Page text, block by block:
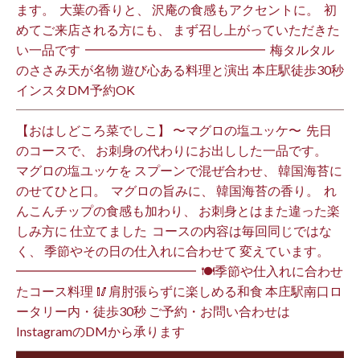
ます。 ⁡ 大葉の香りと、 沢庵の食感もアクセントに。 ⁡ 初
めてご来店される方にも、 まず召し上がっていただきた
い一品です️ ⁡ ━━━━━━━━━━━━━━ ⁡ 梅タルタル
のささみ天が名物 遊び心ある料理と演出 本庄駅徒歩30秒
インスタDM予約OK ⁡
【おはしどころ菜でしこ】 〜マグロの塩ユッケ〜 ⁡ 先日
のコースで、 お刺身の代わりにお出しした一品です。 ⁡
マグロの塩ユッケを スプーンで混ぜ合わせ、 韓国海苔に
のせてひと口。 ⁡ マグロの旨みに、 韓国海苔の香り。 ⁡ れ
んこんチップの食感も加わり、 お刺身とはまた違った楽
しみ方に 仕立てました️ ⁡ コースの内容は毎回同じではな
く、 季節やその日の仕入れに合わせて 変えています。 ⁡
━━━━━━━━━━━━━━ ⁡ 🍽季節や仕入れに合わせ
たコース料理 🥢肩肘張らずに楽しめる和食 本庄駅南口ロ
ータリー内・徒歩30秒 ご予約・お問い合わせは
InstagramのDMから承ります ⁡